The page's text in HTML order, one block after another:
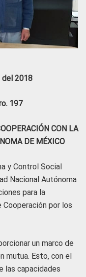
2018
197
CON LA
DE MÉXICO
y Control Social
Nacional Autónoma
para la
Cooperación por los
un marco de
mutua. Esto, con el
las capacidades